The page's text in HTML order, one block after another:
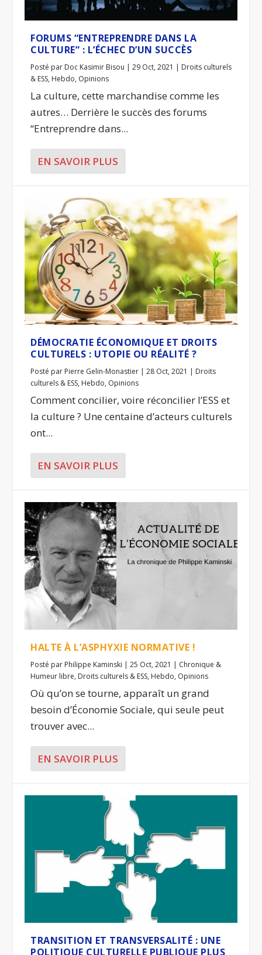
FORUMS “ENTREPRENDRE DANS LA
CULTURE” : L’ÉCHEC D’UN SUCCÈS
Posté par Doc Kasimir Bisou |29 Oct, 2021 | Droits culturels
& ESS, Hebdo, Opinions
La culture, cette marchandise comme les
autres… Derrière le succès des forums
“Entreprendre dans...
EN SAVOIR PLUS
DÉMOCRATIE ÉCONOMIQUE ET DROITS
CULTURELS : UTOPIE OU RÉALITÉ ?
Posté par Pierre Gelin-Monastier |28 Oct, 2021 | Droits
culturels & ESS, Hebdo, Opinions
Comment concilier, voire réconcilier l’ESS et
la culture ? Une centaine d’acteurs culturels
ont...
EN SAVOIR PLUS
HALTE À L’ASPHYXIE NORMATIVE !
Posté par Philippe Kaminski |25 Oct, 2021 | Chronique &
Humeur libre, Droits culturels & ESS, Hebdo, Opinions
Où qu’on se tourne, apparaît un grand
besoin d’Économie Sociale, qui seule peut
trouver avec...
EN SAVOIR PLUS
TRANSITION ET TRANSVERSALITÉ : UNE
POLITIQUE CULTURELLE PUBLIQUE PLUS